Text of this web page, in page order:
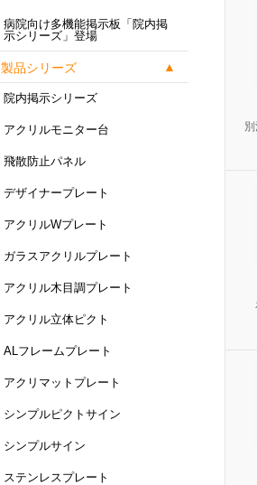
病院向け多機能掲示板「院内掲
示シリーズ」登場
製品シリーズ
院内掲示シリーズ
アクリルモニター台
飛散防止パネル
デザイナープレート
アクリルWプレート
ガラスアクリルプレート
アクリル木目調プレート
アクリル立体ピクト
ALフレームプレート
アクリマットプレート
シンプルピクトサイン
シンプルサイン
ステンレスプレート